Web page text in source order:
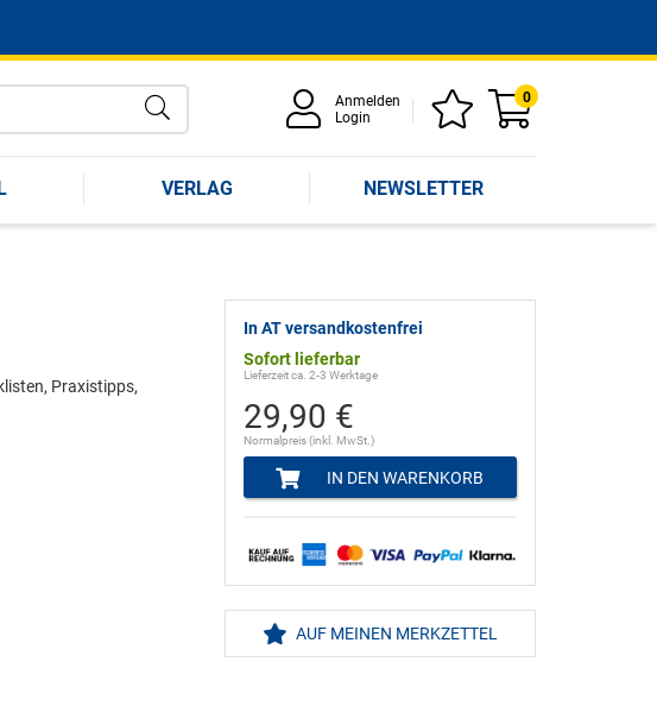
Anmelden
Login
0
VERLAG NEWSLETTER
Praxistipps,
In AT versandkostenfrei
Sofort lieferbar
Lieferzeit ca. 2-3 Werktage
29,90 €
Normalpreis (inkl. MwSt.)
IN DEN WARENKORB
AUF MEINEN MERKZETTEL